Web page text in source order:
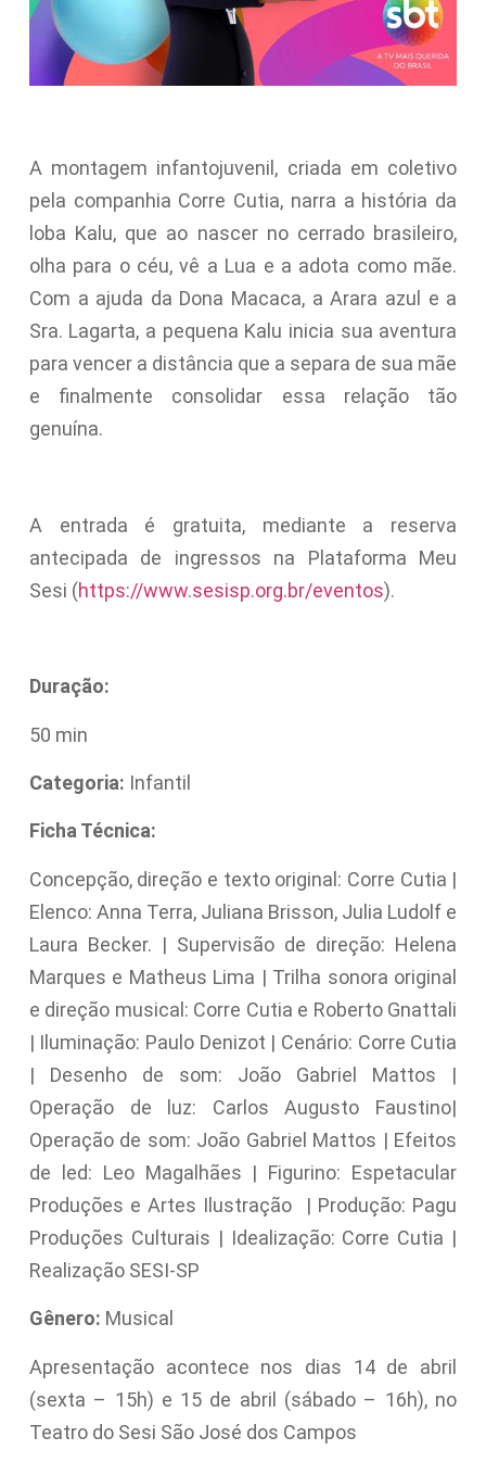
A montagem infantojuvenil, criada em coletivo
pela companhia Corre Cutia, narra a história da
loba Kalu, que ao nascer no cerrado brasileiro,
olha para o céu, vê a Lua e a adota como mãe.
Com a ajuda da Dona Macaca, a Arara azul e a
Sra. Lagarta, a pequena Kalu inicia sua aventura
para vencer a distância que a separa de sua mãe
e finalmente consolidar essa relação tão
genuína.
A entrada é gratuita, mediante a reserva
antecipada de ingressos na Plataforma Meu
Sesi (https://www.sesisp.org.br/eventos).
Duração:
50 min
Categoria: Infantil
Ficha Técnica:
Concepção, direção e texto original: Corre Cutia |
Elenco: Anna Terra, Juliana Brisson, Julia Ludolf e
Laura Becker. | Supervisão de direção: Helena
Marques e Matheus Lima | Trilha sonora original
e direção musical: Corre Cutia e Roberto Gnattali
| Iluminação: Paulo Denizot | Cenário: Corre Cutia
| Desenho de som: João Gabriel Mattos |
Operação de luz: Carlos Augusto Faustino|
Operação de som: João Gabriel Mattos | Efeitos
de led: Leo Magalhães | Figurino: Espetacular
Produções e Artes Ilustração | Produção: Pagu
Produções Culturais | Idealização: Corre Cutia |
Realização SESI-SP
Gênero: Musical
Apresentação acontece nos dias 14 de abril
(sexta – 15h) e 15 de abril (sábado – 16h), no
Teatro do Sesi São José dos Campos